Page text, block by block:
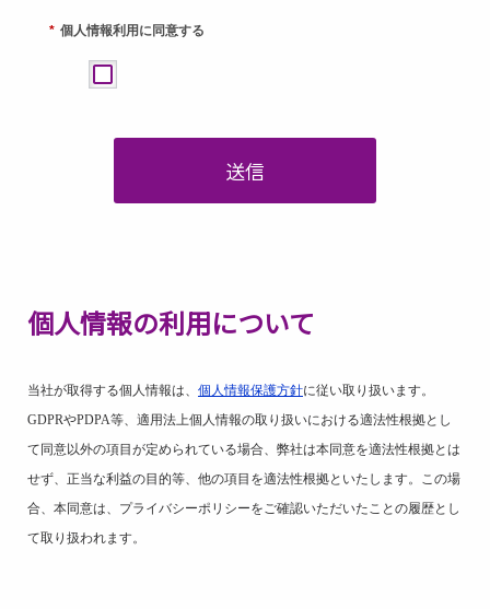
* 個人情報利用に同意する
送信
個人情報の利用について
当社が取得する個人情報は、 個人情報保護方針に従い取り扱います。
GDPRやPDPA等、適用法上個人情報の取り扱いにおける適法性根拠とし
て同意以外の項目が定められている場合、弊社は本同意を適法性根拠とは
せず、正当な利益の目的等、他の項目を適法性根拠といたします。この場
合、本同意は、プライバシーポリシーをご確認いただいたことの履歴とし
て取り扱われます。